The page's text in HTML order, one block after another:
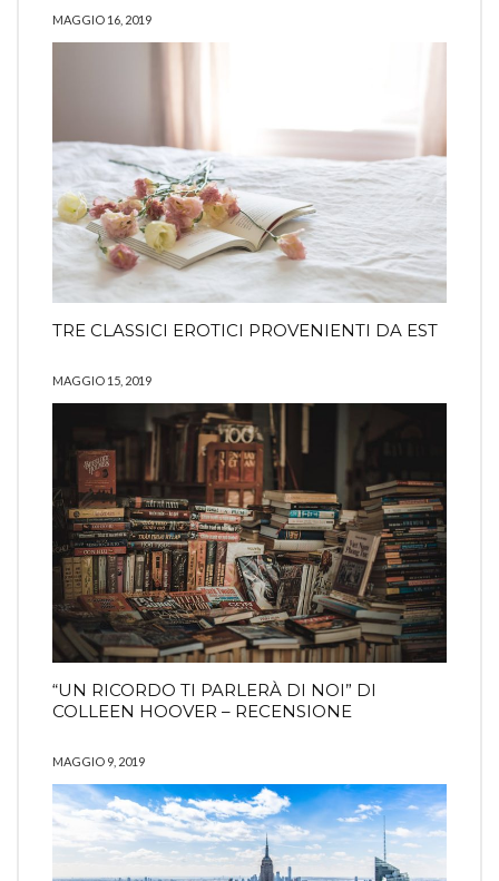
MAGGIO 16, 2019
TRE CLASSICI EROTICI PROVENIENTI DA EST
MAGGIO 15, 2019
“UN RICORDO TI PARLERÀ DI NOI” DI
COLLEEN HOOVER – RECENSIONE
MAGGIO 9, 2019